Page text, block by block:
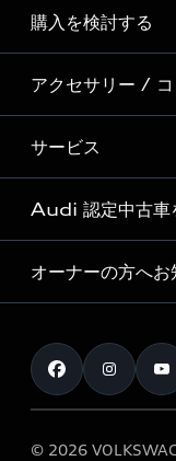
Story of Progress
Audi Sport
Formula 1®
デジタルサービス
ディーラー検索
新車在庫検索
試乗車・展示車検索
見積り依頼
試乗予約
購入を検討する
モデル一覧
特別仕様モデル / 限
e-tronラインアップ
価格シミュレーショ
車両比較
カタログ一覧
アクセサリー /
純正アクセサリー
オンラインショップ
Audi collection
アウディナビアプリ
サービス
サービス入庫予約
サービスプログラム
メンテナンス
車検 / 定期点検
e-tronアフターサポ
Audi 認定中古車
Audi認定中古車
クオリティ
保証
メンテナンス
オーナーの方へお
お知らせ
オーナー様向けキャ
© 2026